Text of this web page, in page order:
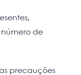
de
precauções